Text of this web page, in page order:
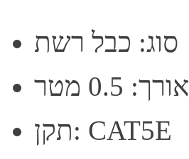
סוג: כבל רשת
אורך: 0.5 מטר
תקן: CAT5E